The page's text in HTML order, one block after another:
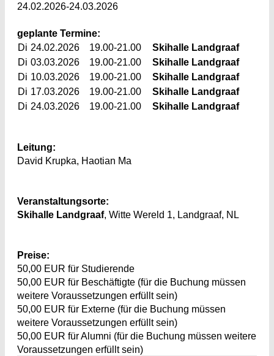
24.02.2026-24.03.2026
geplante Termine:
Di 24.02.2026 19.00-21.00
Skihalle Landgraaf
Di 03.03.2026 19.00-21.00
Skihalle Landgraaf
Di 10.03.2026 19.00-21.00
Skihalle Landgraaf
Di 17.03.2026 19.00-21.00
Skihalle Landgraaf
Di 24.03.2026 19.00-21.00 Skihalle Landgraaf
Leitung:
David Krupka, Haotian Ma
Veranstaltungsorte:
Skihalle Landgraaf, Witte Wereld 1, Landgraaf, NL
Preise:
50,00 EUR für Studierende
50,00 EUR für Beschäftigte (für die Buchung müssen
weitere Voraussetzungen erfüllt sein)
50,00 EUR für Externe (für die Buchung müssen
weitere Voraussetzungen erfüllt sein)
50,00 EUR für Alumni (für die Buchung müssen weitere
Voraussetzungen erfüllt sein)